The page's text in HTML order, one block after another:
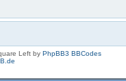
Left by PhpBB3 BBCodes